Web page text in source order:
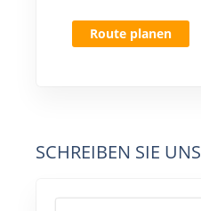
Route planen
SCHREIBEN SIE UNS